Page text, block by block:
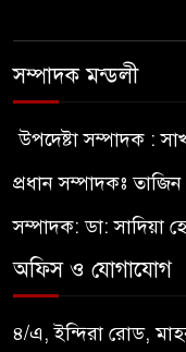
সম্পাদক মন্ডলী
উপদেষ্টা সম্পাদক :
প্রধান সম্পাদকঃ
সম্পাদক: ডা: সাদিয়া
অফিস ও যোগাযোগ
৪/এ, ইন্দিরা রোড,